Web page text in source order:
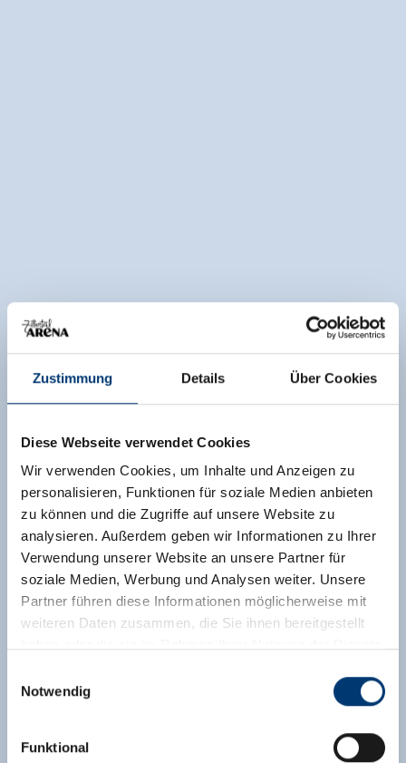
Zustimmung Details Über Cookies
Diese Webseite verwendet Cookies
Wir verwenden Cookies, um Inhalte und Anzeigen zu
personalisieren, Funktionen für soziale Medien anbieten
zu können und die Zugriffe auf unsere Website zu
analysieren. Außerdem geben wir Informationen zu Ihrer
Verwendung unserer Website an unsere Partner für
soziale Medien, Werbung und Analysen weiter. Unsere
Partner führen diese Informationen möglicherweise mit
weiteren Daten zusammen, die Sie ihnen bereitgestellt
Rohr 23// A-6280 Zell am Ziller
Notwendig
Funktional